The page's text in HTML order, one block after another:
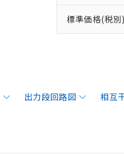
標準価格(税別)
出力段回路図 相互